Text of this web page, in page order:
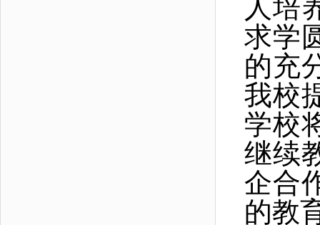
人培
求学
的充
我校
学校
继续
企合
的教